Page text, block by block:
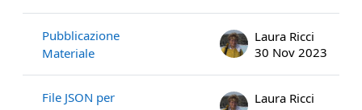
Pubblicazione
Materiale
Laura Ricci
30 Nov 2023
File JSON per
Laura Ricci